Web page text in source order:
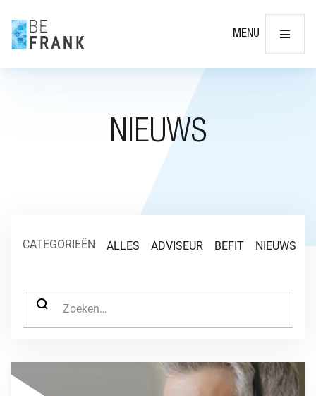
MENU
NIEUWS
CATEGORIEËN ALLES ADVISEUR BEFIT NIEUWS
ZOEK NAAR:
GA NAAR “ONDANKS PANDEMIEPERIKELEN ZIJN